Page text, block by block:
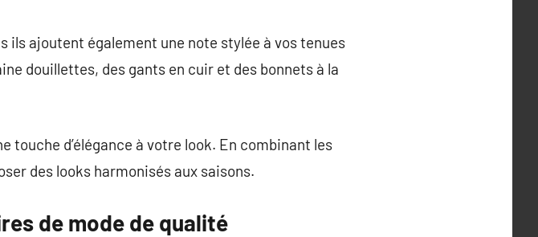
ils ajoutent également une note stylée à vos tenues
douillettes, des gants en cuir et des bonnets à la
d’élégance à votre look. En combinant les
des looks harmonisés aux saisons.
de mode de qualité